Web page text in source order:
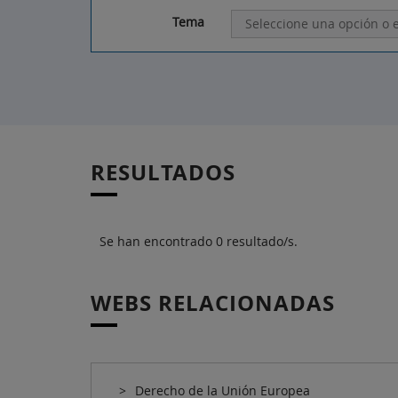
Tema
RESULTADOS
Se han encontrado 0 resultado/s.
WEBS RELACIONADAS
Derecho de la Unión Europea